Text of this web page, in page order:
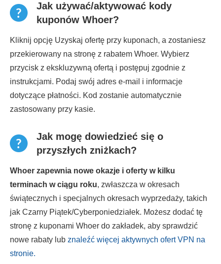
Jak używać/aktywować kody
kuponów Whoer?
Kliknij opcję Uzyskaj ofertę przy kuponach, a zostaniesz
przekierowany na stronę z rabatem Whoer. Wybierz
przycisk z ekskluzywną ofertą i postępuj zgodnie z
instrukcjami. Podaj swój adres e-mail i informacje
dotyczące płatności. Kod zostanie automatycznie
zastosowany przy kasie.
Jak mogę dowiedzieć się o
przyszłych zniżkach?
Whoer zapewnia nowe okazje i oferty w kilku
terminach w ciągu roku, zwłaszcza w okresach
świątecznych i specjalnych okresach wyprzedaży, takich
jak Czarny Piątek/Cyberponiedziałek. Możesz dodać tę
stronę z kuponami Whoer do zakładek, aby sprawdzić
nowe rabaty lub znaleźć więcej aktywnych ofert VPN na
stronie.